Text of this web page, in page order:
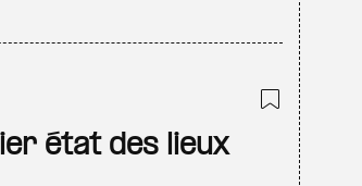
état des lieux